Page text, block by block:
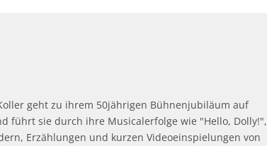
geht zu ihrem 50jährigen Bühnenjubiläum auf
führt sie durch ihre Musicalerfolge wie "Hello, Dolly!",
Erzählungen und kurzen Videoeinspielungen von